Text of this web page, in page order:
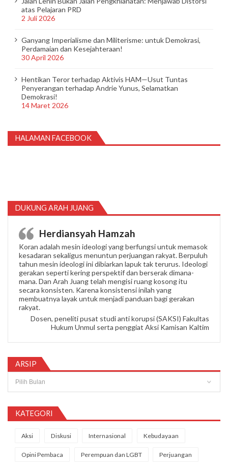
atas Pelajaran PRD
2 Juli 2026
Ganyang Imperialisme dan Militerisme: untuk Demokrasi,
Perdamaian dan Kesejahteraan!
30 April 2026
Hentikan Teror terhadap Aktivis HAM—Usut Tuntas
Penyerangan terhadap Andrie Yunus, Selamatkan
Demokrasi!
14 Maret 2026
HALAMAN FACEBOOK
DUKUNG ARAH JUANG
Herdiansyah Hamzah
Koran adalah mesin ideologi yang berfungsi untuk memasok
kesadaran sekaligus menuntun perjuangan rakyat. Berpuluh
tahun mesin ideologi ini dibiarkan lapuk tak terurus. Ideologi
gerakan seperti kering perspektif dan berserak dimana-
mana. Dan Arah Juang telah mengisi ruang kosong itu
secara konsisten. Karena konsistensi inilah yang
membuatnya layak untuk menjadi panduan bagi gerakan
rakyat.
Dosen, peneliti pusat studi anti korupsi (SAKSI) Fakultas
Hukum Unmul serta penggiat Aksi Kamisan Kaltim
ARSIP
KATEGORI
Aksi Diskusi Internasional Kebudayaan
Opini Pembaca Perempuan dan LGBT Perjuangan